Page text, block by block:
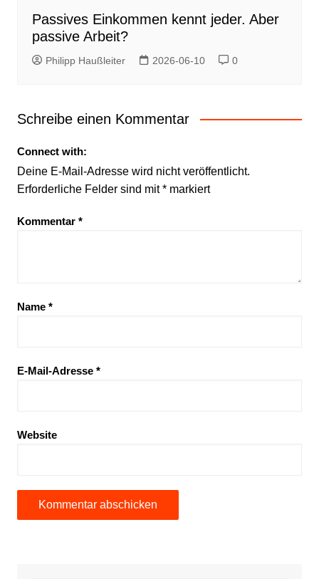
Passives Einkommen kennt jeder. Aber
passive Arbeit?
Philipp Haußleiter 2026-06-10 0
Schreibe einen Kommentar
Connect with:
Deine E-Mail-Adresse wird nicht veröffentlicht.
Erforderliche Felder sind mit*markiert
Kommentar *
Name *
E-Mail-Adresse *
Website